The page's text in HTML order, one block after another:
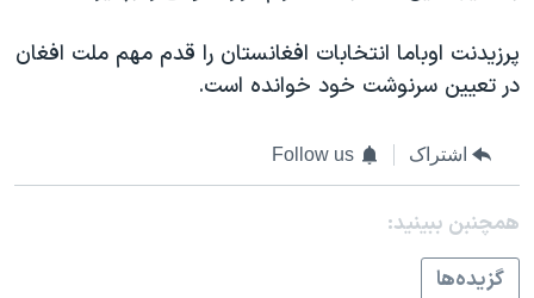
پرزيدنت اوباما انتخابات افغانستان را قدم مهم ملت افغان
در تعيين سرنوشت خود خوانده است.
اشتراک Follow us
همچنبن ببینید:
گزيده‌ها